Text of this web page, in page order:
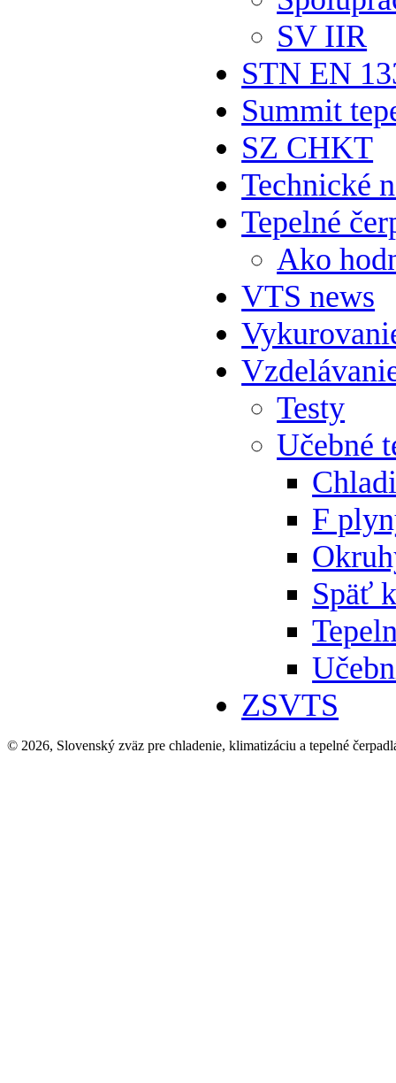
SV IIR
STN EN
Summit
SZ CHKT
Technické
Tepelné
Ako
VTS news
Testy
Učebné
F
Späť
ZSVTS
© 2026, Slovenský zväz pre chladenie, klimatizáciu a tepelné